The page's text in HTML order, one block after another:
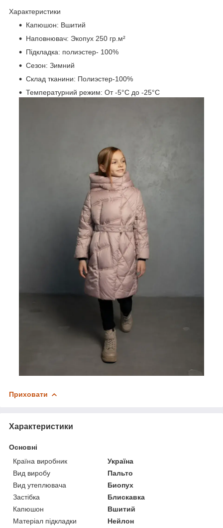
Характеристики
Капюшон: Вшитий
Наповнювач: Экопух 250 гр.м²
Підкладка: полиэстер- 100%
Сезон: Зимний
Склад тканини: Полиэстер-100%
Температурний режим: От -5°C до -25°C
Приховати
Характеристики
Основні
Країна виробник
Україна
Вид виробу
Пальто
Вид утеплювача
Биопух
Застібка
Блискавка
Капюшон
Вшитий
Матеріал підкладки
Нейлон